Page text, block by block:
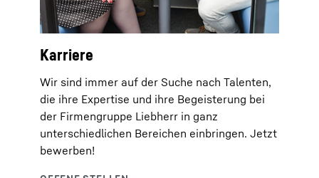
Karriere
Wir sind immer auf der Suche nach Talenten,
die ihre Expertise und ihre Begeisterung bei
der Firmengruppe Liebherr in ganz
unterschiedlichen Bereichen einbringen. Jetzt
bewerben!